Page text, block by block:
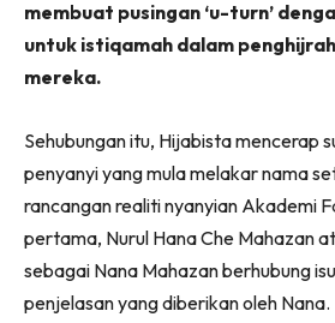
membuat pusingan ‘u-turn’
untuk istiqamah dalam
mereka.
Sehubungan itu, Hijabista mencerap
penyanyi yang mula melakar nama
rancangan realiti nyanyian Akademi
pertama, Nurul Hana Che Mahazan
sebagai Nana Mahazan berhubung
penjelasan yang diberikan oleh Nana.